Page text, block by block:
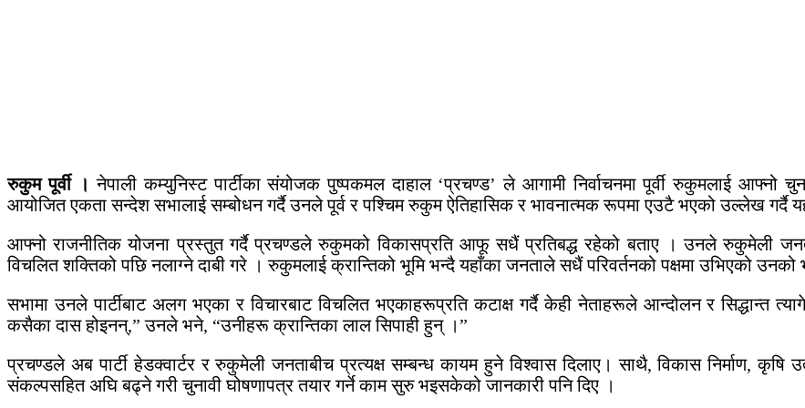
रुकुम पूर्वी । नेपाली कम्युनिस्ट पार्टीका संयोजक पुष्पकमल दाहाल ‘प्रचण्ड’ ले आगामी निर्वाचनमा पूर्वी रुकुमलाई
आयोजित एकता सन्देश सभालाई सम्बोधन गर्दै उनले पूर्व र पश्चिम रुकुम ऐतिहासिक र भावनात्मक रूपमा एउटै भएको उल्लेख गर्दै
आफ्नो राजनीतिक योजना प्रस्तुत गर्दै प्रचण्डले रुकुमको विकासप्रति आफू सधैं प्रतिबद्ध रहेको बताए । उनले रुकुमेली
विचलित शक्तिको पछि नलाग्ने दाबी गरे । रुकुमलाई क्रान्तिको भूमि भन्दै यहाँका जनताले सधैं परिवर्तनको पक्षमा उभिएको उनको
सभामा उनले पार्टीबाट अलग भएका र विचारबाट विचलित भएकाहरूप्रति कटाक्ष गर्दै केही नेताहरूले आन्दोलन र सिद्धान्त
कसैका दास होइनन्,” उनले भने, “उनीहरू क्रान्तिका लाल सिपाही हुन् ।”
प्रचण्डले अब पार्टी हेडक्वार्टर र रुकुमेली जनताबीच प्रत्यक्ष सम्बन्ध कायम हुने विश्वास दिलाए। साथै, विकास निर्माण, कृषि
संकल्पसहित अघि बढ्ने गरी चुनावी घोषणापत्र तयार गर्ने काम सुरु भइसकेको जानकारी पनि दिए ।